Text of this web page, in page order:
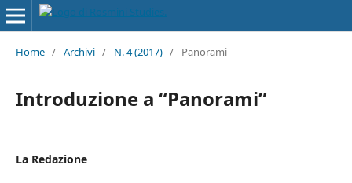
Home / Archivi / N. 4 (2017) / Panorami
Introduzione a “Panorami”
La Redazione